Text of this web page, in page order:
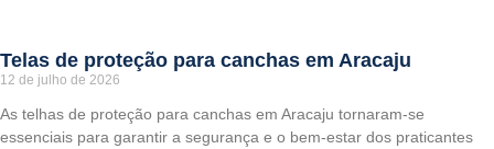
Telas de proteção para canchas em Aracaju
12 de julho de 2026
As telhas de proteção para canchas em Aracaju tornaram-se
essenciais para garantir a segurança e o bem-estar dos praticantes